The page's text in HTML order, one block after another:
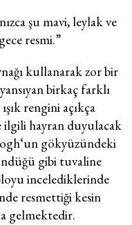
şu mavi, leylak ve
resmi.”
kullanarak zor bir
birkaç farklı
rengini açıkça
ilgili hayran duyulacak
gökyüzündeki
gibi tuvaline
incelediklerinde
resmettiği kesin
gelmektedir.